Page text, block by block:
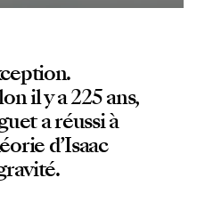
il y a 225 ans,
a réussi à
d’Isaac